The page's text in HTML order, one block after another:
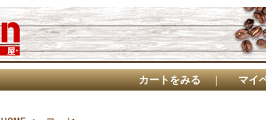
カートをみる ｜ マイ